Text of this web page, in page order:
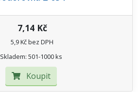
7,14 Kč
5,9 Kč bez DPH
Skladem: 501-1000 ks
Koupit